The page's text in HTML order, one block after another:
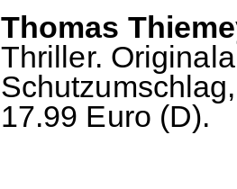
Thomas
Thriller.
17.99 Euro (D).